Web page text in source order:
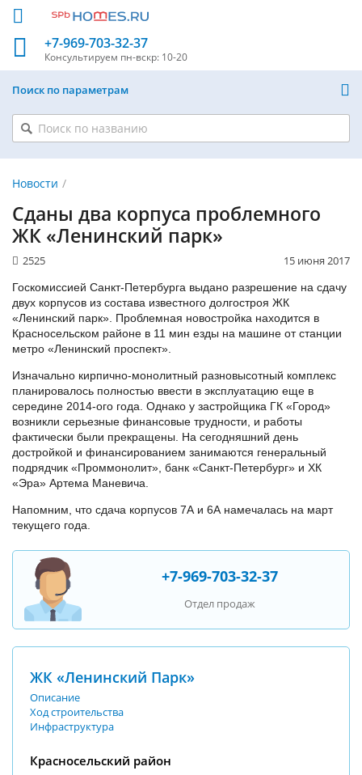
+7-969-703-32-37
Консультируем пн-вскр: 10-20
Поиск по параметрам
Новости
Сданы два корпуса проблемного
ЖК «Ленинский парк»
15 июня 2017
2525
Госкомиссией Санкт-Петербурга выдано разрешение на сдачу
двух корпусов из состава известного долгостроя ЖК
«Ленинский парк». Проблемная новостройка находится в
Красносельском районе в 11 мин езды на машине от станции
метро «Ленинский проспект».
Изначально кирпично-монолитный разновысотный комплекс
планировалось полностью ввести в эксплуатацию еще в
середине 2014-ого года. Однако у застройщика ГК «Город»
возникли серьезные финансовые трудности, и работы
фактически были прекращены. На сегодняшний день
достройкой и финансированием занимаются генеральный
подрядчик «Проммонолит», банк «Санкт-Петербург» и ХК
«Эра» Артема Маневича.
Напомним, что сдача корпусов 7А и 6А намечалась на март
текущего года.
+7-969-703-32-37
Отдел продаж
ЖК «Ленинский Парк»
Описание
Ход строительства
Инфраструктура
Красносельский район